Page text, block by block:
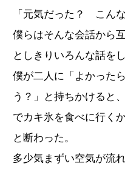
「元気だった？ こん
僕らはそんな会話から
としきりいろんな話を
僕が二人に「よかった
う？」と持ちかけると
でカキ氷を食べに行く
と断わった。
多少気まずい空気が流